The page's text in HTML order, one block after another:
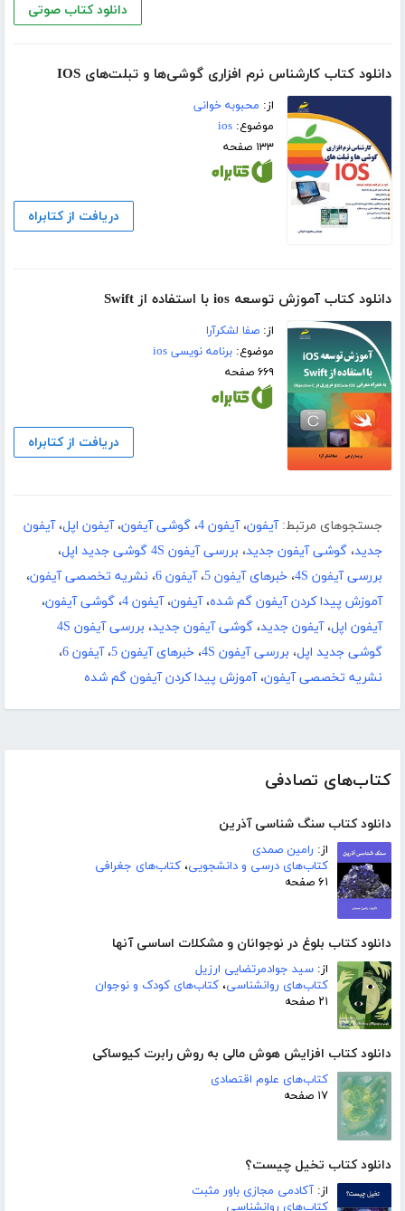
کتاب‌های تصادفی
دانلود کتاب سنگ شناسی آذرین
از: رامین صمدی
کتاب‌های درسی و دانشجویی، کتاب‌های جغرافی
۶۱ صفحه
دانلود کتاب بلوغ در نوجوانان و مشکلات اساسی آنها
از: سید جوادمرتضایی ارزیل
کتاب‌های روانشناسی، کتاب‌های کودک و نوجوان
۲۱ صفحه
دانلود کتاب افزایش هوش مالی به روش رابرت کیوساکی
کتاب‌های علوم اقتصادی
۱۷ صفحه
دانلود کتاب تخیل چیست؟
از: آکادمی مجازی باور مثبت
کتاب‌های روانشناسی
دانلود کتاب صوتی
دانلود کتاب کارشناس نرم افزاری گوشی‌ها و تبلت‌های IOS
از: محبوبه خوانی
موضوع:ios
۱۳۳ صفحه
دریافت از کتابراه
دانلود کتاب آموزش توسعه ios با استفاده از Swift
از:صفا لشکرآرا
موضوع:برنامه نویسی ios
۶۶۹ صفحه
دریافت از کتابراه
جستجوهای مرتبط: آیفون،آیفون 4 ، گوشی آیفون،آیفون اپل،آیفون
جدید، گوشی آیفون جدید، بررسی آیفون 4S گوشی جدید اپل
،
بررسی آیفون 4S
، خبرهای آیفون 5 ،آیفون 6 ، نشریه تخصصی آیفون،
آموزش پیدا کردن آیفون گم شده،آیفون،آیفون 4 ، گوشی آیفون،
آیفون اپل،آیفون جدید، گوشی آیفون جدید،
بررسی آیفون 4S
گوشی جدید اپل، بررسی آیفون 4S ، خبرهای آیفون 5 ،آیفون 6 ،
نشریه تخصصی آیفون،آموزش پیدا کردن آیفون گم شده